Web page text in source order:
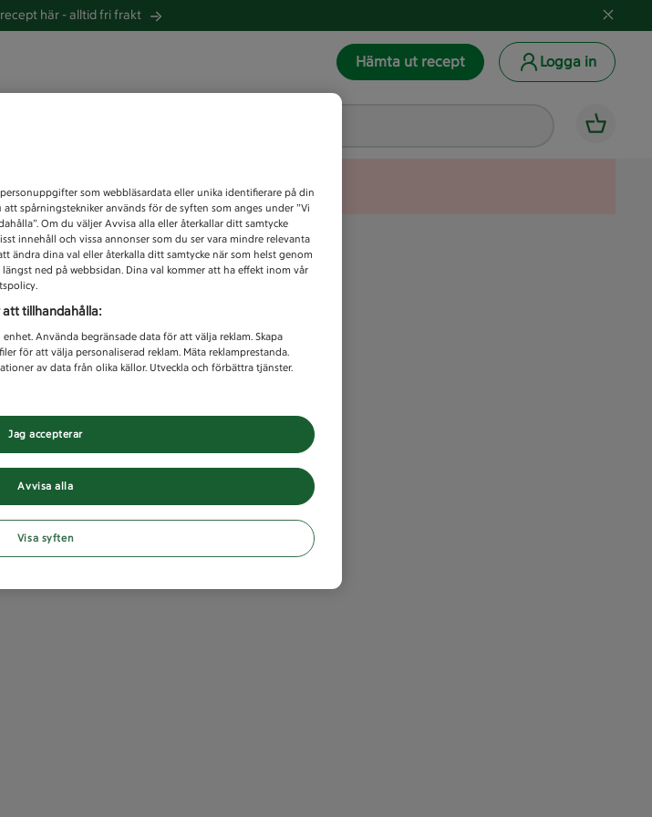
här -alltid fri frakt
Hämta ut recept Logga in
Unknown error
som webbläsardata eller unika identifierare på din
spårningstekniker används för de syften som anges under ”Vi
Om du väljer Avvisa alla eller återkallar ditt samtycke
innehåll och vissa annonser som du ser vara mindre relevanta
ändra dina val eller återkalla ditt samtycke när som helst genom
ned på webbsidan. Dina val kommer att ha effekt inom vår
tillhandahålla:
Använda begränsade data för att välja reklam. Skapa
för att välja personaliserad reklam. Mäta reklamprestanda.
av data från olika källor. Utveckla och förbättra tjänster.
Avvisa alla
Jag accepterar
Visa syften